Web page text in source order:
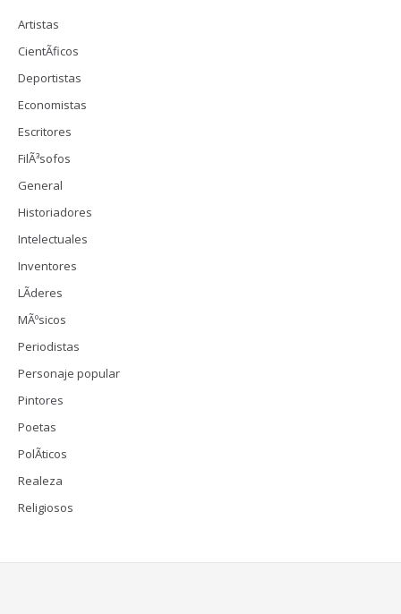
Artistas
CientÃ­ficos
Deportistas
Economistas
Escritores
FilÃ³sofos
General
Historiadores
Intelectuales
Inventores
LÃ­deres
MÃºsicos
Periodistas
Personaje popular
Pintores
Poetas
PolÃ­ticos
Realeza
Religiosos